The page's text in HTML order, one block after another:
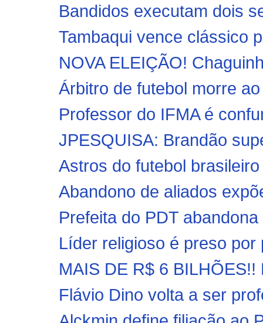
Bandidos executam dois
Tambaqui vence clássico
NOVA ELEIÇÃO!
Árbitro de futebol morre
Professor do IFMA é
JPESQUISA: Brandão
Astros do futebol
Abandono de aliados
Prefeita do PDT
Líder religioso é preso
MAIS DE R$ 6
Flávio Dino volta a ser